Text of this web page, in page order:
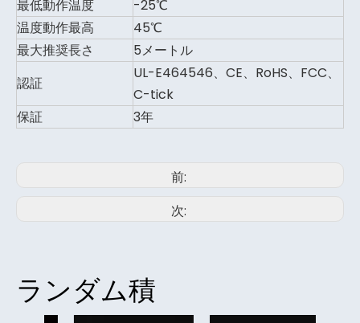
最低動作温度
-25℃
温度動作最高
45℃
最大推奨長さ
5メートル
認証
UL-E464546、CE、RoHS、FCC、
C-tick
保証
3年
前:
次:
ランダム積